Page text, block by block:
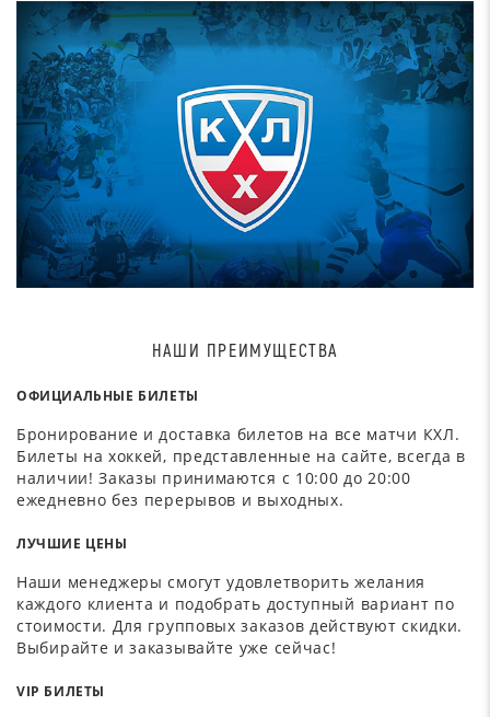
НАШИ ПРЕИМУЩЕСТВА
ОФИЦИАЛЬНЫЕ БИЛЕТЫ
Бронирование и доставка билетов на все матчи КХЛ.
Билеты на хоккей, представленные на сайте, всегда в
наличии! Заказы принимаются с 10:00 до 20:00
ежедневно без перерывов и выходных.
ЛУЧШИЕ ЦЕНЫ
Наши менеджеры смогут удовлетворить желания
каждого клиента и подобрать доступный вариант по
стоимости. Для групповых заказов действуют скидки.
Выбирайте и заказывайте уже сейчас!
VIP БИЛЕТЫ